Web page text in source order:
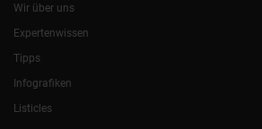
Wir über uns
Expertenwissen
Tipps
Infografiken
Listicles